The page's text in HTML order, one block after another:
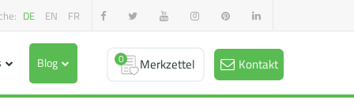
DE EN FR
Blog Kontakt
0 Merkzettel